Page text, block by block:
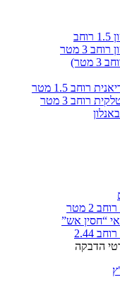
3 מטר
מטר)
רוחב 1.5 מטר
רוחב 3 מטר
2 מטר
“חסין אש”
2.44
הדבקה